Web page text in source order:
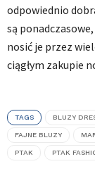
odpowiednio
są
nosić je przez
ciągłym zakupie
TAGS BLUZY
FAJNE BLUZY
PTAK PTAK